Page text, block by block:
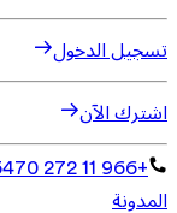
تسجيل الدخول
اشترك الآن
+966 11 272 5470
المدونة